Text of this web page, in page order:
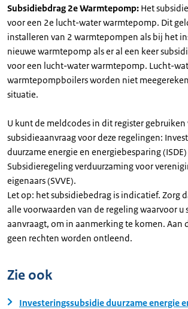
Subsidiebdrag 2e Warmtepomp: Het
voor een 2e lucht-water warmtepomp. Dit
installeren van 2 warmtepompen als bij het
nieuwe warmtepomp als er al een keer
voor een lucht-water warmtepomp. Lucht-
warmtepompboilers worden niet
situatie.
U kunt de meldcodes in dit register gebruiken
subsidieaanvraag voor deze regelingen:
duurzame energie en energiebesparing
Subsidieregeling verduurzaming voor
eigenaars (SVVE).
Let op: het subsidiebedrag is indicatief. Zorg
alle voorwaarden van de regeling waarvoor u
aanvraagt, om in aanmerking te komen. Aan
geen rechten worden ontleend.
Zie ook
Investeringssubsidie duurzame energie